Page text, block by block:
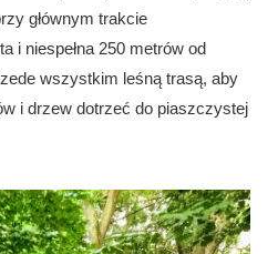
głównym trakcie
i niespełna 250 metrów od
wszystkim leśną trasą, aby
i drzew dotrzeć do piaszczystej